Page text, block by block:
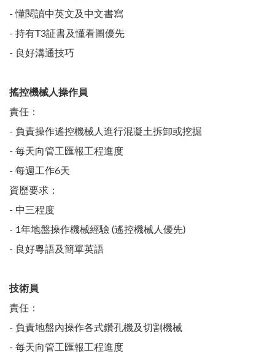
- 懂閱讀中英文及中文書寫
- 持有T3証書及懂看圖優先
- 良好溝通技巧
搖控機械人操作員
責任：
- 負責操作遙控機械人進行混凝土拆卸或挖掘
- 每天向管工匯報工程進度
- 每週工作6天
資歷要求：
- 中三程度
- 1年地盤操作機械經驗 (遙控機械人優先)
- 良好粵語及簡單英語
技術員
責任：
- 負責地盤內操作各式鑽孔機及切割機械
- 每天向管工匯報工程進度